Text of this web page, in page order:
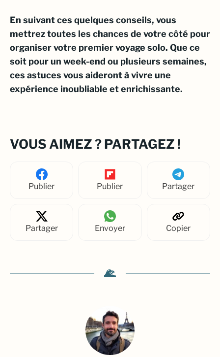
En suivant ces quelques conseils, vous
mettrez toutes les chances de votre côté pour
organiser votre premier voyage solo. Que ce
soit pour un week-end ou plusieurs semaines,
ces astuces vous aideront à vivre une
expérience inoubliable et enrichissante.
VOUS AIMEZ ? PARTAGEZ !
Publier Publier Partager
Partager Envoyer Copier